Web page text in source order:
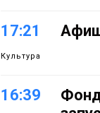
17:21
Культура
16:39